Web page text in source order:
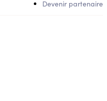
Devenir partenaire